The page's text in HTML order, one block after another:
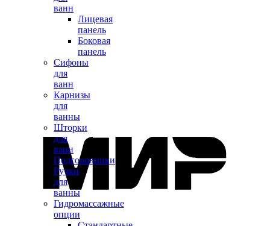
ванн
Лицевая
панель
Боковая
панель
Сифоны
для
ванн
Карнизы
для
ванны
Шторки
для
ванн
Подголовники
Ручки
для
ванны
Гидромассажные
опции